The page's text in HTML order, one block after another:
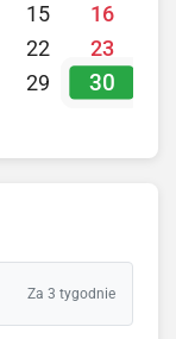
15
16
22
23
29 30
Za 3 tygodnie